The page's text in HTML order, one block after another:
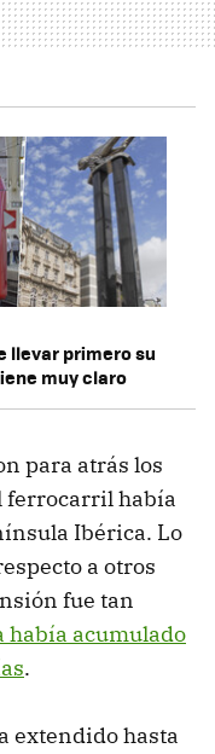
llevar primero su
muy claro
para atrás los
ferrocarril había
Ibérica. Lo
a otros
fue tan
había acumulado
.
extendido hasta